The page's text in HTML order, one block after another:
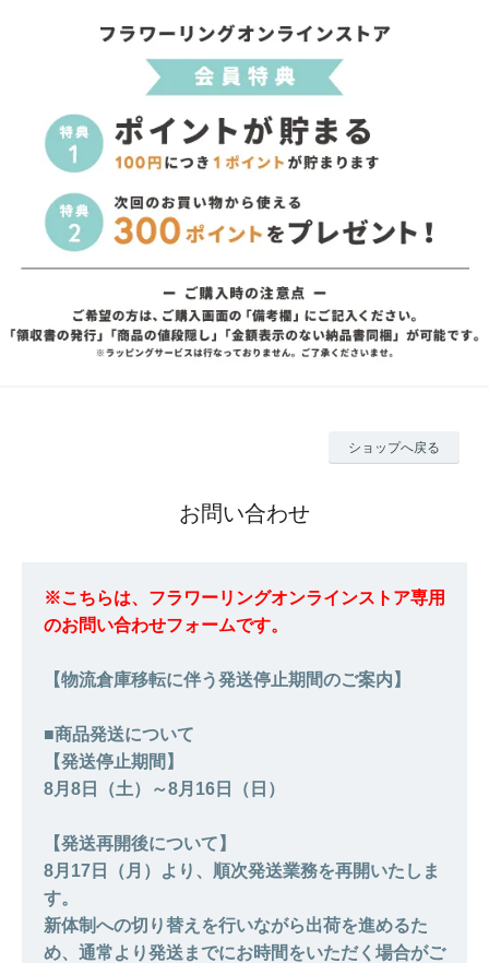
ショップへ戻る
お問い合わせ
※こちらは、フラワーリングオンラインストア専用
のお問い合わせフォームです。
【物流倉庫移転に伴う発送停止期間のご案内】
■商品発送について
【発送停止期間】
8月8日（土）～8月16日（日）
【発送再開後について】
8月17日（月）より、順次発送業務を再開いたしま
す。
新体制への切り替えを行いながら出荷を進めるた
め、通常より発送までにお時間をいただく場合がご